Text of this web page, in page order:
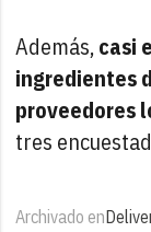
Además,casi
ingredientes
proveedores
tres
Archivado en